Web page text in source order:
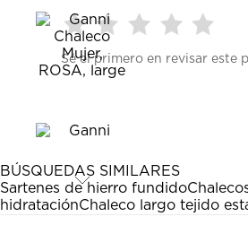
Seleccionar
para
calificar
con
estrella
Esta
acción
abrirá
Seleccionar
para
calificar
con
estrellas.
Esta
acción
abrirá
para
calificar
estrellas.
Esta
acción
abrirá
para
estrellas.
Esta
acción
abrirá
para
Esta
acción
abrirá
Sé el primero en revisar este
BÚSQUEDAS SIMILARES
Sartenes de hierro fundido
hidrataciónChaleco largo tejido